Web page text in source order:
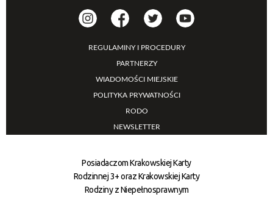
REGULAMINY I PROCEDURY
PARTNERZY
WIADOMOŚCI MIEJSKIE
POLITYKA PRYWATNOŚCI
RODO
NEWSLETTER
Posiadaczom Krakowskiej Karty
Rodzinnej 3+ oraz Krakowskiej Karty
Rodziny z Niepełnosprawnym